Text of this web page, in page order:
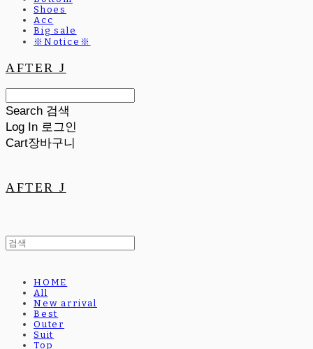
Shoes
Acc
Big sale
※Notice※
AFTER J
Search 검색
Log In 로그인
Cart장바구니
AFTER J
HOME
All
New arrival
Best
Outer
Suit
Top